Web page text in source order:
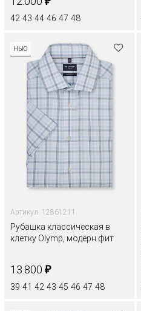
42 43 44 46 47 48
НЬЮ
Артикул: 12861211
Рубашка классическая в
клетку Olymp, модерн фит
13.800 ₽
39 41 42 43 45 46 47 48